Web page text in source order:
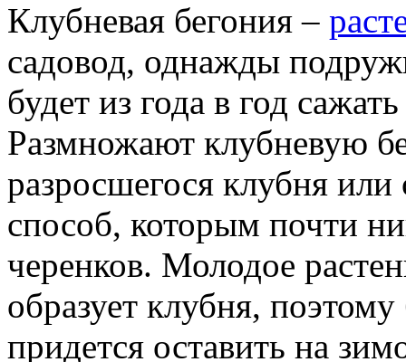
Клубневая бегония –
садовод, однажды
будет из года в год
Размножают клубневую
разросшегося клубня
способ, которым почти
черенков. Молодое
образует клубня,
придется оставить на